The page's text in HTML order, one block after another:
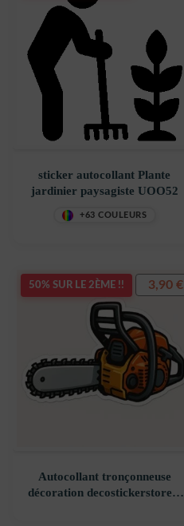
sticker autocollant Plante
jardinier paysagiste UOO52
+63 COULEURS
50% SUR LE 2ÈME !!
Autocollant tronçonneuse
décoration decostickerstore –
3,90 €